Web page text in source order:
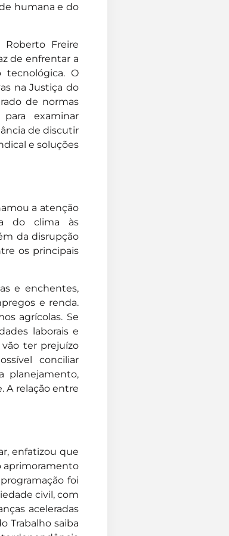
humana e do
Roberto Freire
de enfrentar a
tecnológica. O
na Justiça do
de normas
examinar
de discutir
e soluções
a atenção
do clima às
da disrupção
os principais
e enchentes,
e renda.
agrícolas. Se
laborais e
vão ter prejuízo
conciliar
planejamento,
A relação entre
enfatizou que
aprimoramento
foi
civil, com
aceleradas
Trabalho saiba